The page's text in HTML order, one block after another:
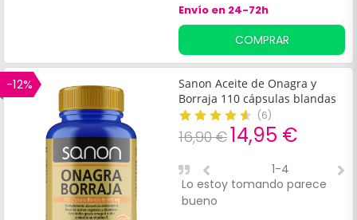
mejorar la dermatitis
seborreica, gracias a
sus:Propiedades emolientes.
Propiedades tonificantes.
Contenido en niacina o ácido
nicótico
Envío en 24-72h
COMPRAR
-12%
Sanon Aceite de Onagra y
Borraja 110 cápsulas blandas
(6)
16,90 €14,95 €
Lo estoy tomando parece
bueno
1-4